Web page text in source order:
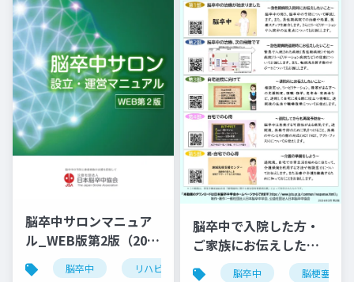
脳卒中サロンマニュア
ル_WEB版第2版（2025
年11月10日）
脳卒中 リハビリ 脳出血 くも膜下出血
脳卒中で入院した方・
ご家族にお伝えしたい
こと
脳卒中 脳梗塞